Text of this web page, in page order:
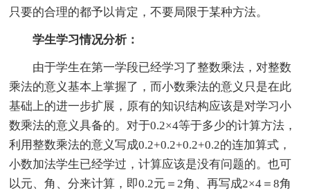
只要的合理的都予以肯定，不要局限于某种方法。
学生学习情况分析：
由于学生在第一学段已经学习了整数乘法，对整数
乘法的意义基本上掌握了，而小数乘法的意义只是在此
基础上的进一步扩展，原有的知识结构应该是对学习小
数乘法的意义具备的。对于0.2×4等于多少的计算方法，
利用整数乘法的意义写成0.2+0.2+0.2+0.2的连加算式，
小数加法学生已经学过，计算应该是没有问题的。也可
以元、角、分来计算，即0.2元＝2角、再写成2×4＝8角